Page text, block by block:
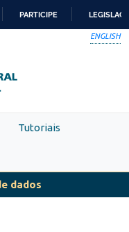
PARTICIPE
ENGLISH
Tutoriais
dados